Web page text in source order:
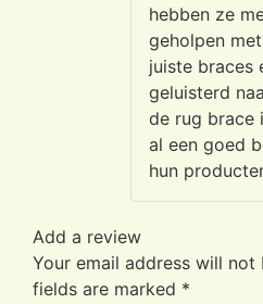
hebben ze
geholpen
juiste braces
geluisterd
de rug brace
al een goed
hun
Add a review
Your email address will not
fields are marked *